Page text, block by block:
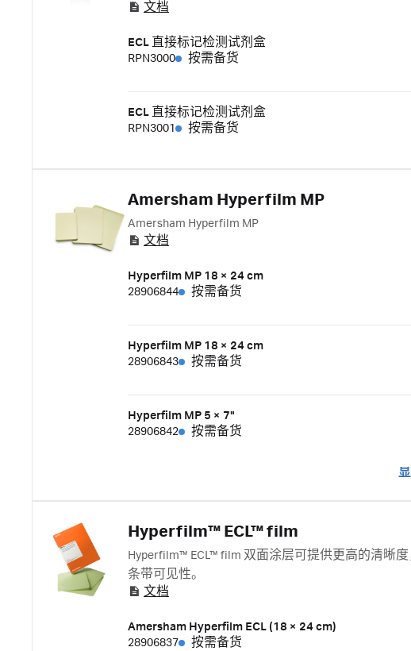
文档
ECL 直接标记检测试剂盒
RPN3000
按需备货
ECL 直接标记检测试剂盒
RPN3001
按需备货
Amersham Hyperfilm MP
Amersham Hyperfilm MP
文档
Hyperfilm MP 18 × 24 cm
28906844
按需备货
Hyperfilm MP 18 × 24 cm
28906843
按需备货
Hyperfilm MP 5 × 7"
28906842
按需备货
Hyperfilm™ ECL™ film
Hyperfilm™ ECL™ film 双面涂层可提供更高的清晰
条带可见性。
文档
Amersham Hyperfilm ECL (18 × 24 cm)
28906837
按需备货